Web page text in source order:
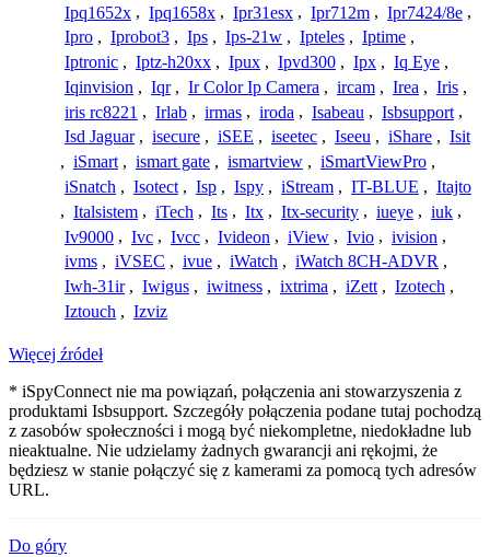
Ipq1652x , Ipq1658x , Ipr31esx , Ipr712m , Ipr7424/8e ,
Ipro , Iprobot3 , Ips , Ips-21w , Ipteles , Iptime ,
Iptronic , Iptz-h20xx , Ipux , Ipvd300 , Ipx , Iq Eye ,
Iqinvision , Iqr , Ir Color Ip Camera , ircam , Irea , Iris ,
iris rc8221 , Irlab , irmas , iroda , Isabeau , Isbsupport ,
Isd Jaguar , isecure , iSEE , iseetec , Iseeu , iShare , Isit
, iSmart , ismart gate , ismartview , iSmartViewPro ,
iSnatch , Isotect , Isp , Ispy , iStream , IT-BLUE , Itajto
, Italsistem , iTech , Its , Itx , Itx-security , iueye , iuk ,
Iv9000 , Ivc , Ivcc , Ivideon , iView , Ivio , ivision ,
ivms , iVSEC , ivue , iWatch , iWatch 8CH-ADVR ,
Iwh-31ir , Iwigus , iwitness , ixtrima , iZett , Izotech ,
Iztouch , Izviz
Więcej źródeł
* iSpyConnect nie ma powiązań, połączenia ani stowarzyszenia z
produktami Isbsupport. Szczegóły połączenia podane tutaj pochodzą
z zasobów społeczności i mogą być niekompletne, niedokładne lub
nieaktualne. Nie udzielamy żadnych gwarancji ani rękojmi, że
będziesz w stanie połączyć się z kamerami za pomocą tych adresów
URL.
Do góry